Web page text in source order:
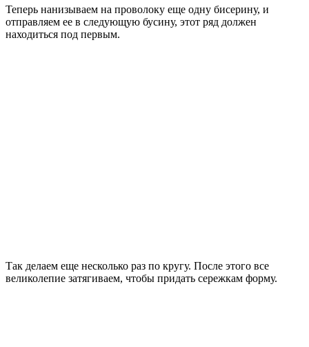
Теперь нанизываем на проволоку еще одну бисерину, и
отправляем ее в следующую бусину, этот ряд должен
находиться под первым.
Так делаем еще несколько раз по кругу. После этого все
великолепие затягиваем, чтобы придать сережкам форму.